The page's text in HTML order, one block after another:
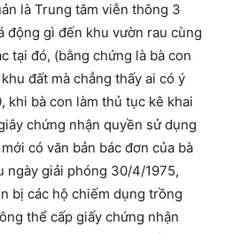
là Trung tâm viễn thông 3
động gì đến khu vườn rau cùng
tại đó, (bằng chứng là bà con
đất mà chẳng thấy ai có ý
khi bà con làm thủ tục kê khai
chứng nhận quyền sử dụng
có văn bản bác đơn của bà
ngày giải phóng 30/4/1975,
bị các hộ chiếm dụng trồng
thể cấp giấy chứng nhận